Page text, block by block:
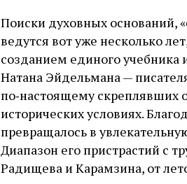
Поиски духовных оснований,
ведутся вот уже несколько
созданием единого учебника
Натана Эйдельмана —
по‑настоящему скреплявших
исторических условиях.
превращалось в
Диапазон его пристрастий с
Радищева и Карамзина, от